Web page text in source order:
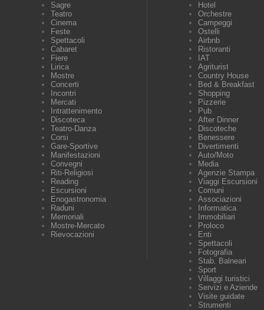
Sagre
Teatro
Cinema
Feste
Spettacoli
Cabaret
Fiere
Lirica
Mostre
Concerti
Incontri
Mercati
Intrattenimento
Discoteca
Teatro-Danza
Corsi
Gare-Sportive
Manifestazioni
Convegni
Riti-Religiosi
Reading
Escursioni
Enogastronomia
Raduni
Memoriali
Mostre-Mercato
Rievocazioni
Hotel
Orchestre
Campeggi
Ostelli
Airbnb
Ristoranti
IAT
Agriturist
Country House
Bed & Breakfast
Shopping
Pizzerie
Pub
After Dinner
Discoteche
Benessere
Divertimenti
Auto/Moto
Media
Agenzie Stampa
Viaggi Escursioni
Comuni
Associazioni
Informatica
Immobiliari
Proloco
Enti
Spettacoli
Fotografia
Stab. Balneari
Sport
Villaggi turistici
Servizi e Aziende
Visite guidate
Strumenti